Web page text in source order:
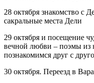
28 октября знакомство с
сакральные места Дели
29 октября и посещение
вечной любви – поэмы из
познакомимся друг с
30 октября. Переезд в